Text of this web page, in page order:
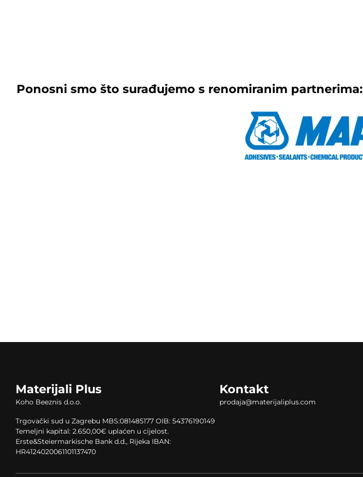
Ponosni smo što surađujemo s renomiranim partnerima:
Materijali Plus
Koho Beeznis d.o.o.
Trgovački sud u Zagrebu MBS:081485177 OIB: 54376190149
Temeljni kapital: 2.650,00€ uplaćen u cijelost.
Erste&Steiermarkische Bank d.d., Rijeka IBAN:
HR4124020061101137470
Kontakt
prodaja@materijaliplus.com